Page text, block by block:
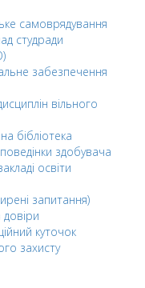
самоврядування
студради
забезпечення
вільного
бібліотека
здобувача
освіти
запитання)
куточок
захисту